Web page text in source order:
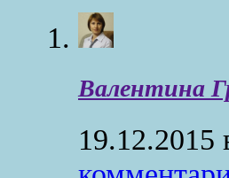
Валентина
19.12.2015